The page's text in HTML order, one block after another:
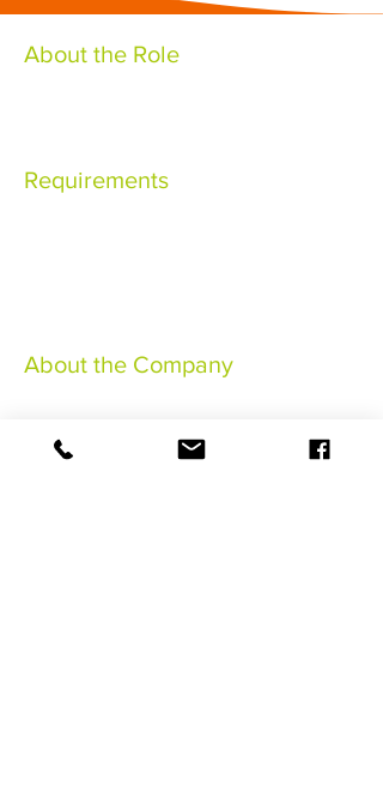
About the Role
Requirements
About the Company
Rechtliche Hinweise